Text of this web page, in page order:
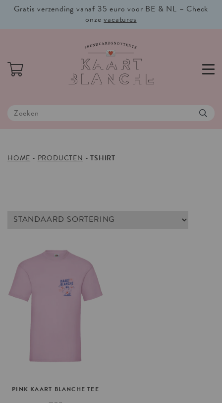
Gratis verzending vanaf 35 euro voor BE & NL – Check
onzevacatures
HOME - PRODUCTEN -TSHIRT
PINK KAART BLANCHE TEE